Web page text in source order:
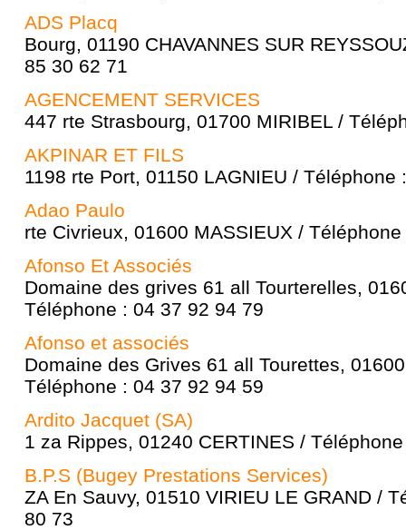
ADS Placq
Bourg, 01190 CHAVANNES SUR
85 30 62 71
AGENCEMENT SERVICES
447 rte Strasbourg, 01700 MIRIBEL /
AKPINAR ET FILS
1198 rte Port, 01150 LAGNIEU / Téléphone
Adao Paulo
rte Civrieux, 01600 MASSIEUX /
Afonso Et Associés
Domaine des grives 61 all Tourterelles,
Téléphone : 04 37 92 94 79
Afonso et associés
Domaine des Grives 61 all Tourettes,
Téléphone : 04 37 92 94 59
Ardito Jacquet (SA)
1 za Rippes, 01240 CERTINES /
B.P.S (Bugey Prestations Services)
ZA En Sauvy, 01510 VIRIEU LE GRAND /
80 73